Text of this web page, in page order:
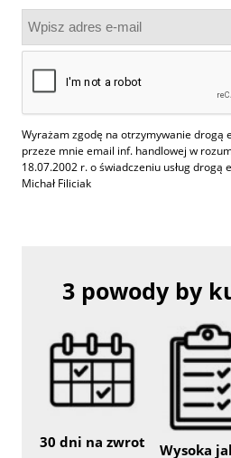
Wyrażam zgodę na otrzymywanie drogą
przeze mnie email inf. handlowej w
18.07.2002 r. o świadczeniu usług drogą
Michał Filiciak
3 powody by
30 dni na zwrot Wysoka